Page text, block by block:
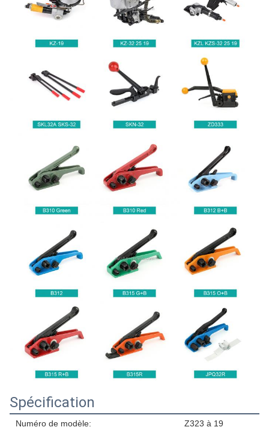
Spécification
Numéro de modèle:
Z323 à 19